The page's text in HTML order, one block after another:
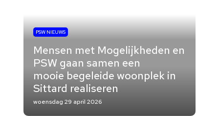
PSW NIEUWS
Mensen met Mogelijkheden en
PSW gaan samen een
mooie begeleide woonplek in
Sittard realiseren
woensdag 29 april 2026